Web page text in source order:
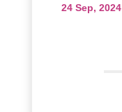
24 Sep, 2024